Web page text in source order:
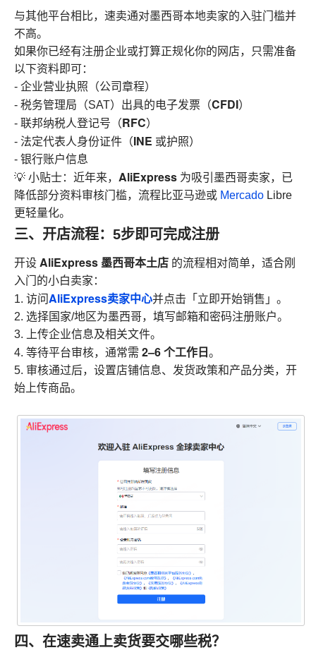
与其他平台相比，速卖通对墨西哥本地卖家的入驻门槛并
不高。
如果你已经有注册企业或打算正规化你的网店，只需准备
以下资料即可：
- 企业营业执照（公司章程）
- 税务管理局（SAT）出具的电子发票（CFDI）
- 联邦纳税人登记号（RFC）
- 法定代表人身份证件（INE 或护照）
- 银行账户信息
💡 小贴士：近年来， AliExpress 为吸引墨西哥卖家，已
降低部分资料审核门槛，流程比亚马逊或 Mercado Libre
更轻量化。
三、开店流程：5步即可完成注册
开设 AliExpress 墨西哥本土店 的流程相对简单，适合刚
入门的小白卖家：
1. 访问 AliExpress卖家中心并点击「立即开始销售」。
2. 选择国家/地区为墨西哥，填写邮箱和密码注册账户。
3. 上传企业信息及相关文件。
4. 等待平台审核，通常需 2–6 个工作日。
5. 审核通过后，设置店铺信息、发货政策和产品分类，开
始上传商品。
四、在速卖通上卖货要交哪些税？